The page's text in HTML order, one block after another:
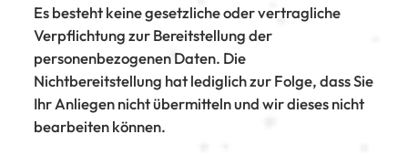
Es besteht keine gesetzliche oder vertragliche
Verpflichtung zur Bereitstellung der
personenbezogenen Daten. Die
Nichtbereitstellung hat lediglich zur Folge, dass Sie
Ihr Anliegen nicht übermitteln und wir dieses nicht
bearbeiten können.